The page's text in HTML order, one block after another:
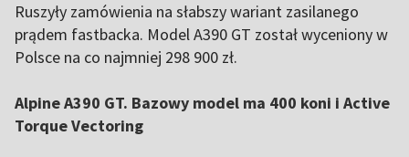
Ruszyły zamówienia na słabszy wariant zasilanego
prądem fastbacka. Model A390 GT został wyceniony w
Polsce na co najmniej 298 900 zł.
Alpine A390 GT. Bazowy model ma 400 koni i Active
Torque Vectoring